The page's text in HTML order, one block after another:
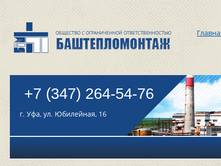
+7 (347) 264-54-76
г. Уфа, ул. Юбилейная, 16